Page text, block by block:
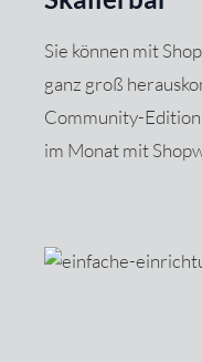
Sie können mit
ganz groß
Community-Edition
im Monat mit